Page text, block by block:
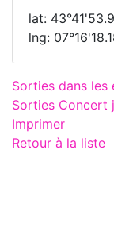
lat:
lng:
Sorties dans les
Sorties Concert
Imprimer
Retour à la liste